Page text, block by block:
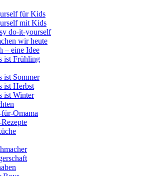
für Kids
mit Kids
do-it-yourself
wir heute
– eine Idee
ist Frühling
ist Sommer
ist Herbst
ist Winter
Omama